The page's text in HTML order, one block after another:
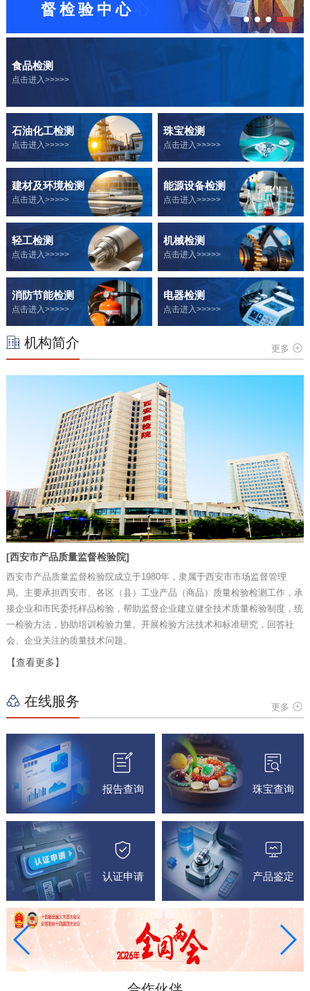
督检验中心
验中心
监督检验中心
监督检验中心
督检验中心
食品检测
点击进入>>>>>
石油化工检测
点击进入>>>>>
珠宝检测
点击进入>>>>>
建材及环境检测
点击进入>>>>>
能源设备检测
点击进入>>>>>
轻工检测
点击进入>>>>>
机械检测
点击进入>>>>>
消防节能检测
点击进入>>>>>
电器检测
点击进入>>>>>
机构简介 更多
[西安市产品质量监督检验院]
西安市产品质量监督检验院成立于1980年，隶属于西安市市场监督管理
局。主要承担西安市、各区（县）工业产品（商品）质量检验检测工作，承
接企业和市民委托样品检验，帮助监督企业建立健全技术质量检验制度，统
一检验方法，协助培训检验力量。开展检验方法技术和标准研究，回答社
会、企业关注的质量技术问题。
【查看更多】
在线服务 更多
报告查询 珠宝查询
认证申请 产品鉴定